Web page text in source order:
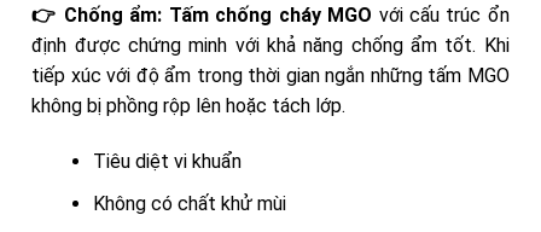
👉 Chống ẩm: Tấm chống cháy MGO với cấu trúc ổn
định được chứng minh với khả năng chống ẩm tốt. Khi
tiếp xúc với độ ẩm trong thời gian ngắn những tấm MGO
không bị phồng rộp lên hoặc tách lớp.
Tiêu diệt vi khuẩn
Không có chất khử mùi